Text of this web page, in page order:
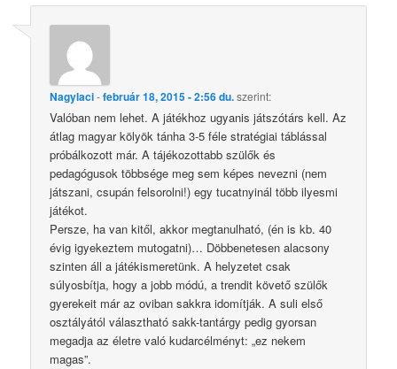
Nagylaci-február 18, 2015 - 2:56 du.szerint:
Valóban nem lehet. A játékhoz ugyanis játszótárs kell. Az
átlag magyar kölyök tánha 3-5 féle stratégiai táblással
próbálkozott már. A tájékozottabb szülők és
pedagógusok többsége meg sem képes nevezni (nem
játszani, csupán felsorolni!) egy tucatnyinál több ilyesmi
játékot.
Persze, ha van kitől, akkor megtanulható, (én is kb. 40
évig igyekeztem mutogatni)… Döbbenetesen alacsony
szinten áll a játékismeretünk. A helyzetet csak
súlyosbítja, hogy a jobb módú, a trendit követő szülők
gyerekeit már az oviban sakkra idomítják. A suli első
osztályától választható sakk-tantárgy pedig gyorsan
megadja az életre való kudarcélményt: „ez nekem
magas”.